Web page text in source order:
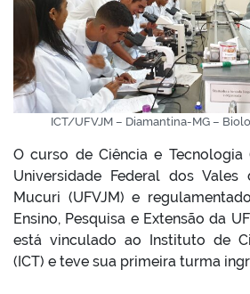
ICT/UFVJM – Diamantina-MG –
O curso de Ciência e
Universidade Federal dos Vales
Mucuri (UFVJM) e
Ensino, Pesquisa e Extensão da
está vinculado ao Instituto de
(ICT) e teve sua primeira turma